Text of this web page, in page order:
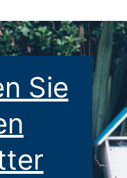
Sie